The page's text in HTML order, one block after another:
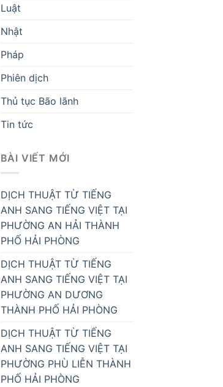
Luật
Nhật
Pháp
Phiên dịch
Thủ tục Bão lãnh
Tin tức
BÀI VIẾT MỚI
DỊCH THUẬT TỪ TIẾNG
ANH SANG TIẾNG VIỆT TẠI
PHƯỜNG AN HẢI THÀNH
PHỐ HẢI PHÒNG
DỊCH THUẬT TỪ TIẾNG
ANH SANG TIẾNG VIỆT TẠI
PHƯỜNG AN DƯƠNG
THÀNH PHỐ HẢI PHÒNG
DỊCH THUẬT TỪ TIẾNG
ANH SANG TIẾNG VIỆT TẠI
PHƯỜNG PHÙ LIỄN THÀNH
PHỐ HẢI PHÒNG